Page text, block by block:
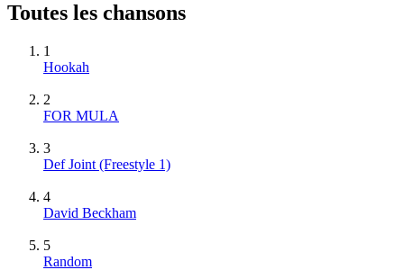
Toutes les chansons
1
Hookah
2
FOR MULA
3
Def Joint (Freestyle 1)
4
David Beckham
5
Random